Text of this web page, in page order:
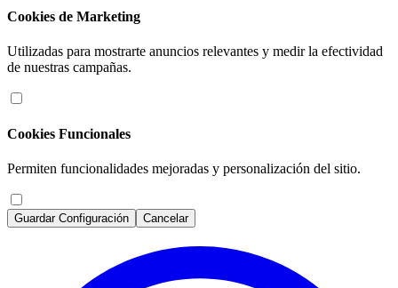
Cookies de Marketing
Utilizadas para mostrarte anuncios relevantes y medir la efectividad
de nuestras campañas.
Cookies Funcionales
Permiten funcionalidades mejoradas y personalización del sitio.
Guardar Configuración Cancelar